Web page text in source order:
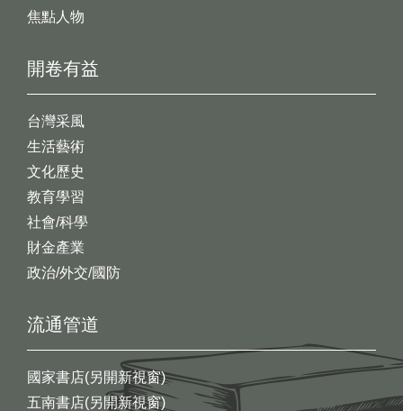
開卷有益
台灣采風
生活藝術
文化歷史
教育學習
社會/科學
財金產業
政治/外交/國防
焦點人物
流通管道
國家書店(另開新視窗)
五南書店(另開新視窗)